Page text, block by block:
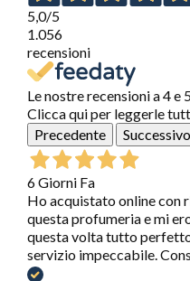
5,0/5
1.056
recensioni
Le nostre recensioni a 4 e
Clicca qui per leggerle
Precedente
Successivo
6 Giorni Fa
Ho acquistato online con
questa profumeria e mi
questa volta tutto
servizio impeccabile.